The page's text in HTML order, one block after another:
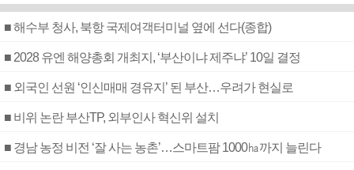
■ 해수부 청사, 북항 국제여객터미널 옆에 선다(종합)
■ 2028 유엔 해양총회 개최지, ‘부산이냐 제주냐’ 10일 결정
■ 외국인 선원 ‘인신매매 경유지’ 된 부산…우려가 현실로
■ 비위 논란 부산TP, 외부인사 혁신위 설치
■ 경남 농정 비전 ‘잘 사는 농촌’…스마트팜 1000㏊까지 늘린다